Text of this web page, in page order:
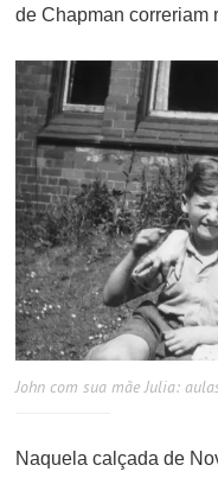
de Chapman correriam
John com sua mãe Julia:
Naquela calçada de